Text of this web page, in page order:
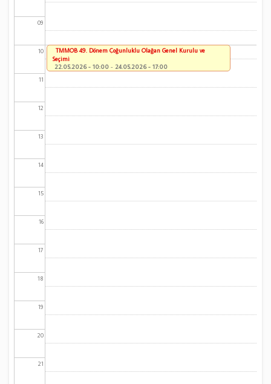
09
10
11
12
13
14
15
16
17
18
19
20
21
TMMOB 49. Dönem Çoğunluklu Olağan Genel Kurulu ve
Seçimi
22.05.2026 - 10:00 - 24.05.2026 - 17:00